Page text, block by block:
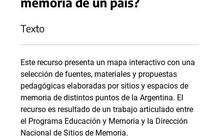
Texto
Este recurso presenta un mapa interactivo con una
selección de fuentes, materiales y propuestas
pedagógicas elaboradas por sitios y espacios de
memoria de distintos puntos de la Argentina. El
recurso es resultado de un trabajo articulado entre
el Programa Educación y Memoria y la Dirección
Nacional de Sitios de Memoria.